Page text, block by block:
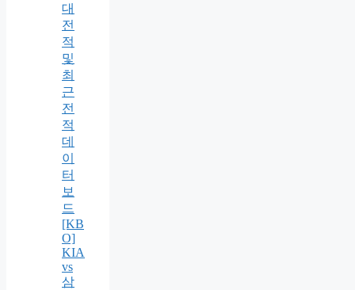
대
전
적
및
최
근
전
적
데
이
터
보
드
[KB
O]
KIA
vs
삼